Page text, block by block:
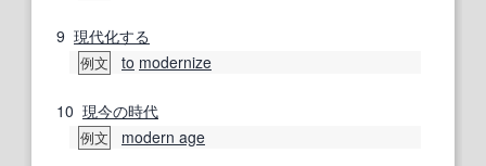
9 現代化する
例文 to modernize
10 現今の時代
例文 modern age